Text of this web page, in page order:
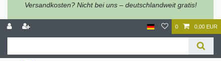
Versandkosten? Nicht bei uns – deutschlandweit gratis!
0 0,00 EUR